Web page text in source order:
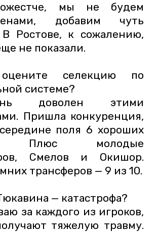
мы не будем
добавим чуть
В Ростове, к сожалению,
не показали.
селекцию по
системе?
доволен этими
Пришла конкуренция,
поля 6 хороших
Плюс молодые
Смелов и Окишор.
трансферов — 9 из 10.
— катастрофа?
за каждого из игроков,
тяжелую травму.